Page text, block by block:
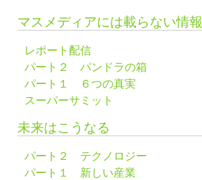
マスメディアには載らない情報
レポート配信
パート２ パンドラの箱
パート１ ６つの真実
スーパーサミット
未来はこうなる
パート２ テクノロジー
パート１ 新しい産業